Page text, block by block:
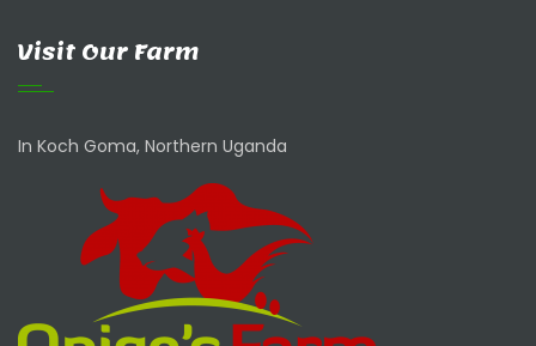
Visit Our Farm
In Koch Goma, Northern Uganda